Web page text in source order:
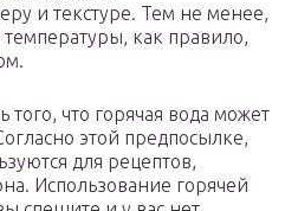
и текстуре. Тем не менее,
как правило,
того, что горячая вода может
этой предпосылке,
для рецептов,
Использование горячей